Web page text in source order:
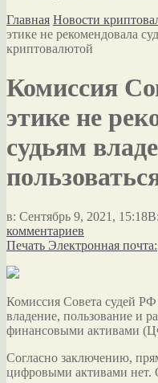
Главная Новости
этике не рекомендовала
криптовалютой
Комиссия
этике не
судьям
в: Сентябрь 9, 2021, 15:18В:
комментариев
Печать Электронная почта:
Комиссия Совета судей РФ
владение, пользование и
финансовыми активами
Согласно заключению,
цифровыми активами нет.